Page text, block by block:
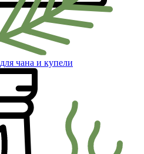
для чана и купели